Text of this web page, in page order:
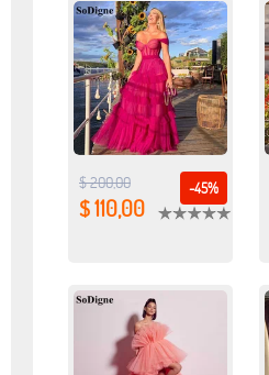
-45%
$ 200,00
$ 110,00